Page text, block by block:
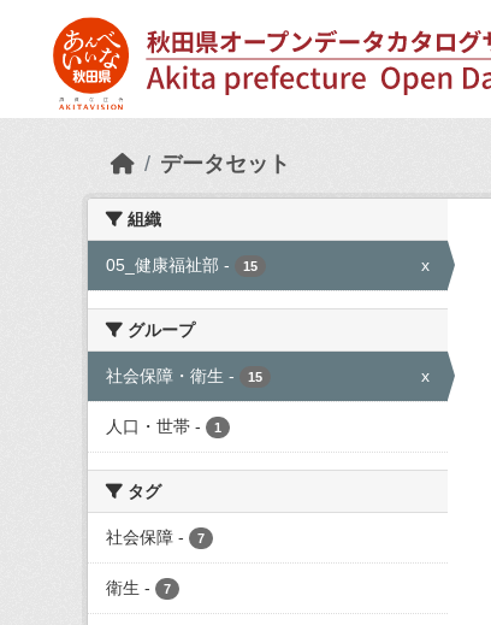
データセット
組織
05_健康福祉部 - 15 x
グループ
社会保障・衛生 - 15 x
人口・世帯 - 1
タグ
社会保障 - 7
衛生 - 7